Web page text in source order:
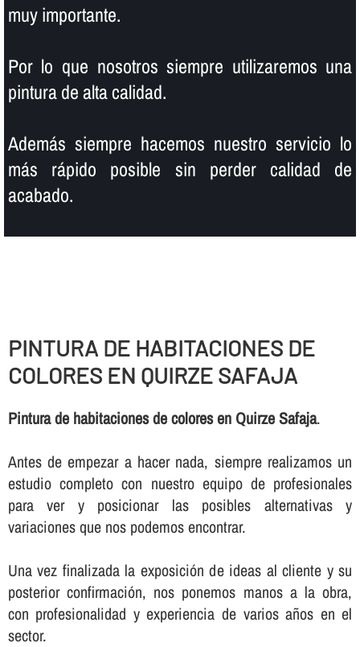
muy importante.
Por lo que nosotros siempre utilizaremos una
pintura de alta calidad.
Además siempre hacemos nuestro servicio lo
más rápido posible sin perder calidad de
acabado.
PINTURA DE HABITACIONES DE
COLORES EN QUIRZE SAFAJA
Pintura de habitaciones de colores en Quirze Safaja.
Antes de empezar a hacer nada, siempre realizamos un
estudio completo con nuestro equipo de profesionales
para ver y posicionar las posibles alternativas y
variaciones que nos podemos encontrar.
Una vez finalizada la exposición de ideas al cliente y su
posterior confirmación, nos ponemos manos a la obra,
con profesionalidad y experiencia de varios años en el
sector.